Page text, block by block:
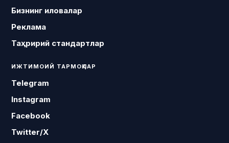
Бизнинг иловалар
Реклама
Таҳририй стандартлар
ИЖТИМОИЙ ТАРМОҚЛАР
Telegram
Instagram
Facebook
Twitter/X